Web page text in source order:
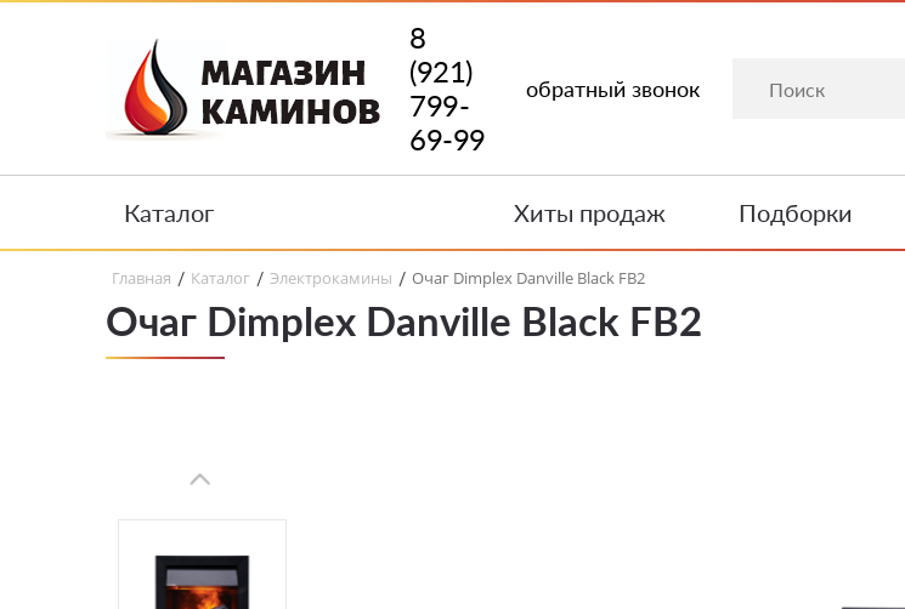
8
(921)
799-
69-99
обратный звонок
Каталог Хиты продаж Подборки
Главная / Каталог / Электрокамины / Очаг Dimplex Danville Black FB2
Очаг Dimplex Danville Black FB2